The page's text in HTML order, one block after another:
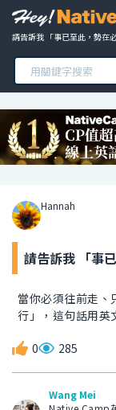
請告訴我 「事已至此，勢在
Hannah
請告訴我 「事
當你必須往前走、
行」，這句話用英
0 285
Wang Mei